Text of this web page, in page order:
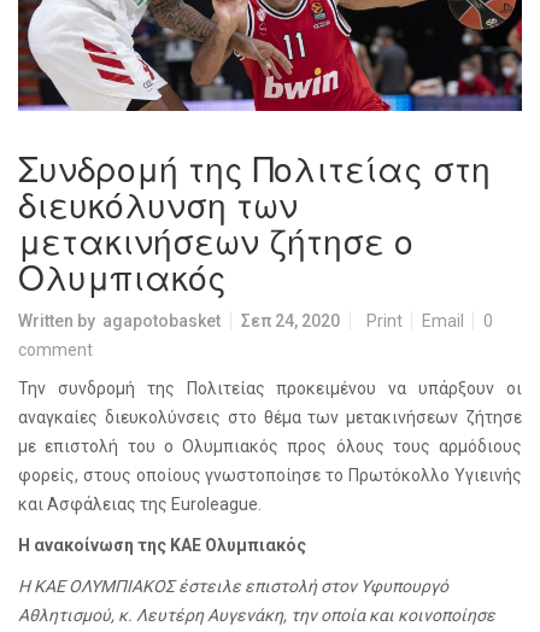
Συνδρομή της Πολιτείας στη
διευκόλυνση των
μετακινήσεων ζήτησε ο
Ολυμπιακός
Written by agapotobasket Σεπ 24, 2020 Print Email
0
comment
Την συνδρομή της Πολιτείας προκειμένου να υπάρξουν οι
αναγκαίες διευκολύνσεις στο θέμα των μετακινήσεων ζήτησε
με επιστολή του ο Ολυμπιακός προς όλους τους αρμόδιους
φορείς, στους οποίους γνωστοποίησε το Πρωτόκολλο Υγιεινής
και Ασφάλειας της Euroleague
Η ανακοίνωση της ΚΑΕ Ολυμπιακός
Η ΚΑΕ ΟΛΥΜΠΙΑΚΟΣ έστειλε επιστολή στον Υφυπουργό
Αθλητισμού, κ. Λευτέρη Αυγενάκη, την οποία και κοινοποίησε